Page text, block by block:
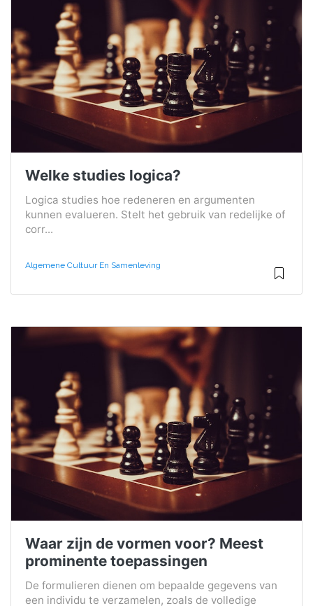
Welke studies logica?
Logica studies hoe redeneren en argumenten
kunnen evalueren. Stelt het gebruik van redelijke of
corr...
Algemene Cultuur En Samenleving
Waar zijn de vormen voor? Meest
prominente toepassingen
De formulieren dienen om bepaalde gegevens van
een individu te verzamelen, zoals de volledige